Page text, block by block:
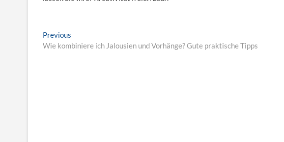
B
e
Previous
r
Wie kombiniere ich Jalousien und Vorhänge? Gute praktische Tipps